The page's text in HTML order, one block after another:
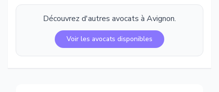
Découvrez d'autres avocats à Avignon.
Voir les avocats disponibles